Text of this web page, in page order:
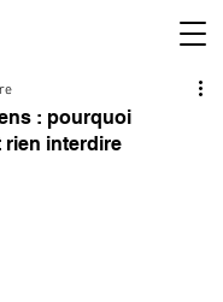
: pourquoi
rien interdire